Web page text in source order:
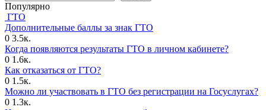
Популярно
ГТО
Дополнительные баллы за знак ГТО
0 3.5к.
Когда появляются результаты ГТО в личном кабинете?
0 1.6к.
Как отказаться от ГТО?
0 1.5к.
Можно ли участвовать в ГТО без регистрации на Госуслугах?
0 1.3к.